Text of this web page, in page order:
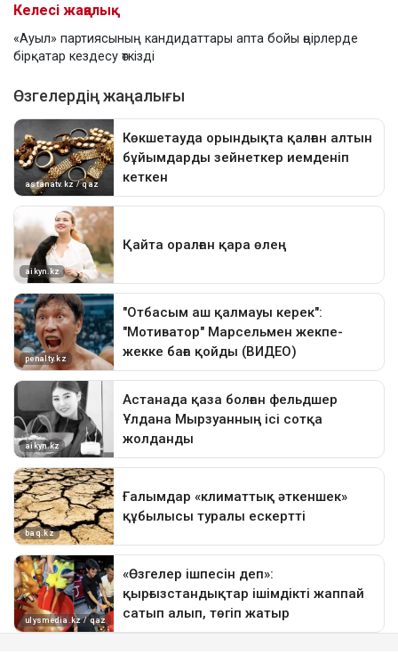
Келесі жаңалық
«Ауыл» партиясының кандидаттары апта бойы өңірлерде
бірқатар кездесу өткізді